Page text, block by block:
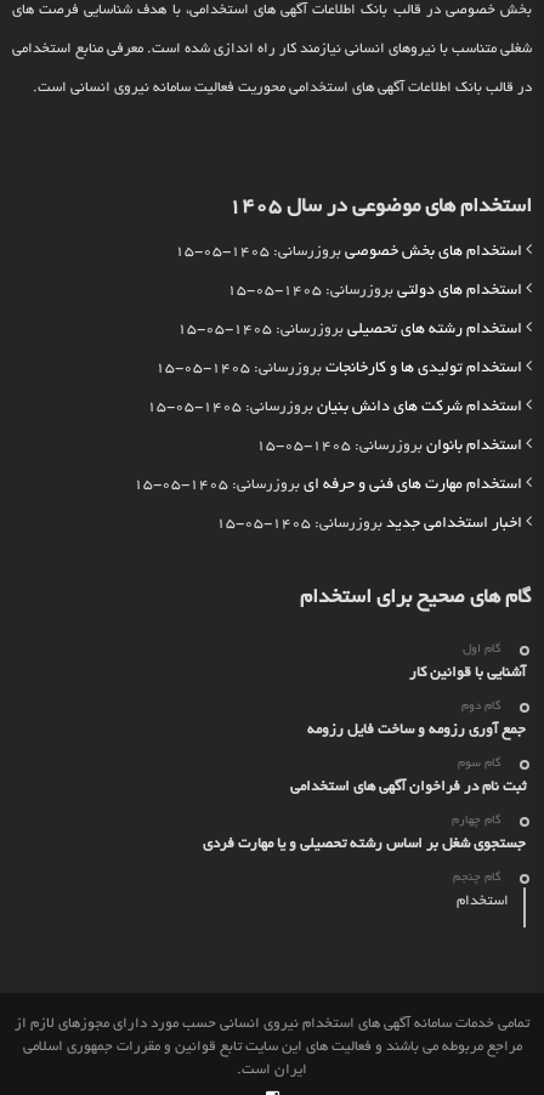
بخش خصوصی در قالب بانک اطلاعات آگهی های استخدامی، با هدف شناسایی فرصت های
شغلی متناسب با نیروهای انسانی نیازمند کار راه اندازی شده است. معرفی منابع استخدامی
در قالب بانک اطلاعات آگهی های استخدامی محوریت فعالیت سامانه نیروی انسانی است.
استخدام های موضوعی در سال 1405
استخدام های بخش خصوصی بروزرسانی: 1405-05-15
استخدام های دولتی بروزرسانی: 1405-05-15
استخدام رشته های تحصیلی بروزرسانی: 1405-05-15
استخدام تولیدی ها و کارخانجات بروزرسانی: 1405-05-15
استخدام شرکت های دانش بنیان بروزرسانی: 1405-05-15
استخدام بانوان بروزرسانی: 1405-05-15
استخدام مهارت های فنی و حرفه ای بروزرسانی: 1405-05-15
اخبار استخدامی جدید بروزرسانی: 1405-05-15
گام های صحیح برای استخدام
گام اول
آشنایی با قوانین کار
گام دوم
جمع آوری رزومه و ساخت فایل رزومه
گام سوم
ثبت نام در فراخوان آگهی های استخدامی
گام چهارم
جستجوی شغل بر اساس رشته تحصیلی و یا مهارت فردی
گام چنجم
استخدام
تمامی خدمات سامانه آگهی های استخدام نیروی انسانی حسب مورد دارای مجوزهای لازم از
مراجع مربوطه می باشند و فعالیت های این سایت تابع قوانین و مقررات جمهوری اسلامی
ایران است.